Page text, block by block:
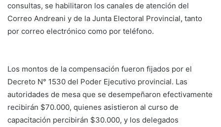
consultas, se habilitaron los canales de atención del
Correo Andreani y de la Junta Electoral Provincial, tanto
por correo electrónico como por teléfono.
Los montos de la compensación fueron fijados por el
Decreto N° 1530 del Poder Ejecutivo provincial. Las
autoridades de mesa que se desempeñaron efectivamente
recibirán $70.000, quienes asistieron al curso de
capacitación percibirán $30.000, y los delegados